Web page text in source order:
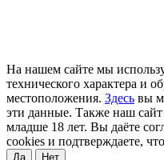
На нашем сайте мы
технического характера и
местоположения. Здесь вы
эти данные. Также наш
младше 18 лет. Вы даёте
cookies и подтверждаете,
Да Нет